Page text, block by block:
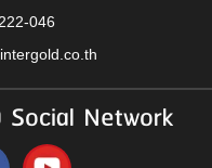
046
Social Network